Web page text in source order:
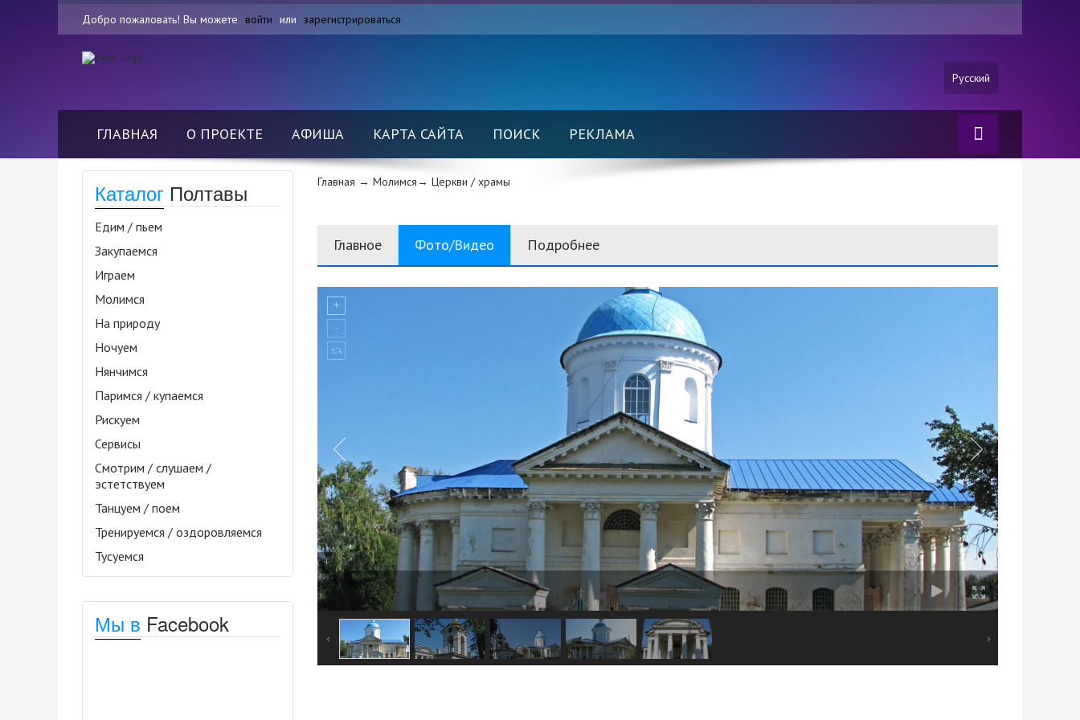
Добро пожаловать! Вы можете войти или зарегистрироваться
Русский
ГЛАВНАЯ О ПРОЕКТЕ АФИША КАРТА САЙТА ПОИСК РЕКЛАМА
Каталог Полтавы
Едим / пьем
Закупаемся
Играем
Молимся
На природу
Ночуем
Нянчимся
Паримся / купаемся
Рискуем
Сервисы
Смотрим / слушаем /
эстетствуем
Танцуем / поем
Тренируемся / оздоровляемся
Тусуемся
Мы в Facebook
Главная → Молимся→ Церкви / храмы
Главное Фото/Видео Подробнее